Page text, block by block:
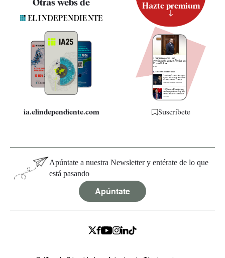
Quiénes somos
Especificaciones
Otras webs de
ia.elindependiente.com
Hazte premium
Suscríbete
Apúntate a nuestra Newsletter y entérate de lo que
está pasando
Apúntate